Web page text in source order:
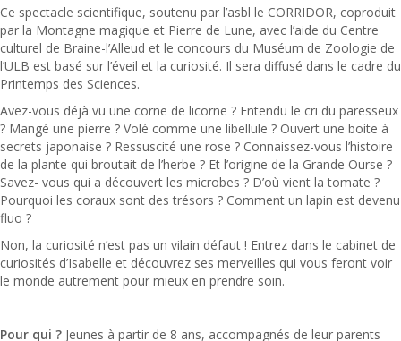
Ce spectacle scientifique, soutenu par l’asbl le CORRIDOR, coproduit
par la Montagne magique et Pierre de Lune, avec l’aide du Centre
culturel de Braine-l’Alleud et le concours du Muséum de Zoologie de
l’ULB est basé sur l’éveil et la curiosité. Il sera diffusé dans le cadre du
Printemps des Sciences.
Avez-vous déjà vu une corne de licorne ? Entendu le cri du paresseux
? Mangé une pierre ? Volé comme une libellule ? Ouvert une boite à
secrets japonaise ? Ressuscité une rose ? Connaissez-vous l’histoire
de la plante qui broutait de l’herbe ? Et l’origine de la Grande Ourse ?
Savez- vous qui a découvert les microbes ? D’où vient la tomate ?
Pourquoi les coraux sont des trésors ? Comment un lapin est devenu
fluo ?
Non, la curiosité n’est pas un vilain défaut ! Entrez dans le cabinet de
curiosités d’Isabelle et découvrez ses merveilles qui vous feront voir
le monde autrement pour mieux en prendre soin.
Pour qui ? Jeunes à partir de 8 ans, accompagnés de leur parents